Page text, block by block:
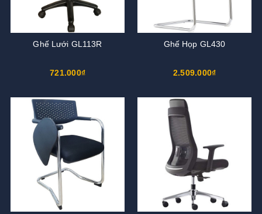
Ghế Lưới GL113R
721.000₫
Ghế Họp GL430
2.509.000₫